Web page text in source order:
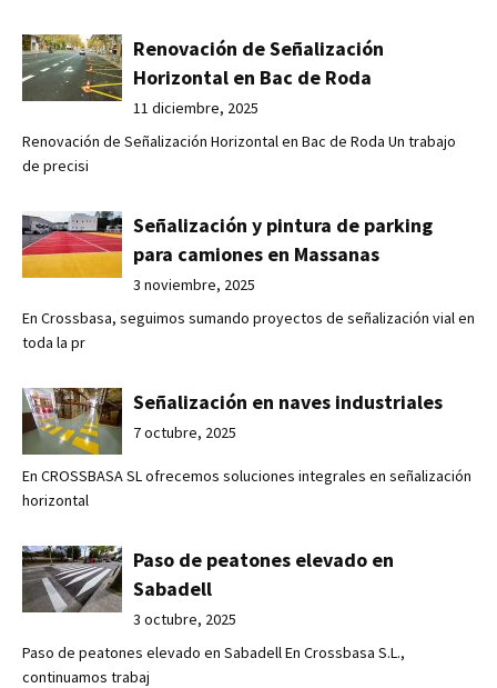
Renovación de Señalización
Horizontal en Bac de Roda
11 diciembre, 2025
Renovación de Señalización Horizontal en Bac de Roda Un trabajo
de precisi
Señalización y pintura de parking
para camiones en Massanas
3 noviembre, 2025
En Crossbasa, seguimos sumando proyectos de señalización vial en
toda la pr
Señalización en naves industriales
7 octubre, 2025
En CROSSBASA SL ofrecemos soluciones integrales en señalización
horizontal
Paso de peatones elevado en
Sabadell
3 octubre, 2025
Paso de peatones elevado en Sabadell En Crossbasa S.L.,
continuamos trabaj